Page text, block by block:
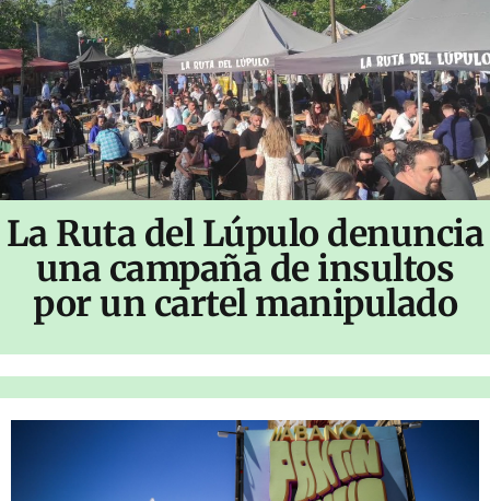
La Ruta del Lúpulo denuncia
una campaña de insultos
por un cartel manipulado